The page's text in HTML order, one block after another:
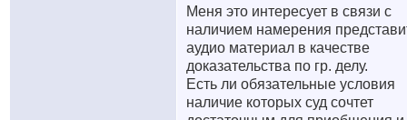
Меня это интересует в связи с
наличием намерения
аудио материал в качестве
доказательства по гр. делу.
Есть ли обязательные условия
наличие которых суд сочтет